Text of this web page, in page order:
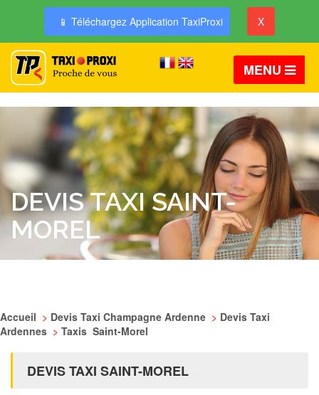
📱 Téléchargez Application TaxiProxi X
MENU
DEVIS TAXI SAINT-
MOREL
Accueil > Devis Taxi Champagne Ardenne > Devis Taxi
Ardennes > Taxis Saint-Morel
DEVIS TAXI SAINT-MOREL